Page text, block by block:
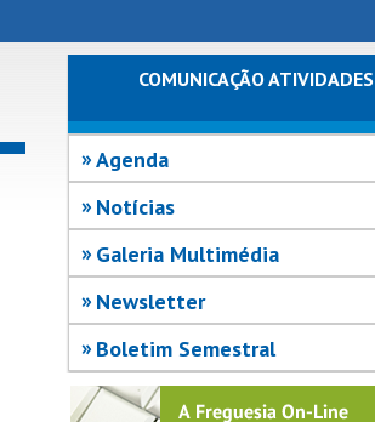
COMUNICAÇÃO ATIVIDADES
Agenda
Notícias
Galeria Multimédia
Newsletter
Boletim Semestral